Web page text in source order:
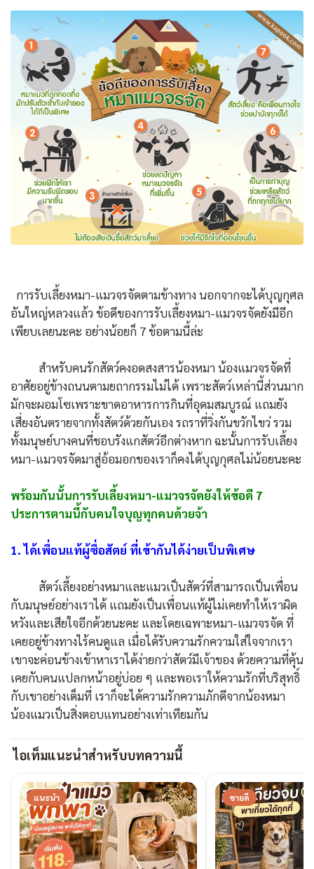
การรับเลี้ยงหมา-แมวจรจัดตามข้างทาง นอกจากจะได้บุญกุศล
อันใหญ่หลวงแล้ว ข้อดีของการรับเลี้ยงหมา-แมวจรจัดยังมีอีก
เพียบเลยนะคะ อย่างน้อยก็ 7 ข้อตามนี้ล่ะ
สำหรับคนรักสัตว์คงอดสงสารน้องหมา น้องแมวจรจัดที่
อาศัยอยู่ข้างถนนตามยถากรรมไม่ได้ เพราะสัตว์เหล่านี้ส่วนมาก
มักจะผอมโซเพราะขาดอาหารการกินที่อุดมสมบูรณ์ แถมยัง
เสี่ยงอันตรายจากทั้งสัตว์ด้วยกันเอง รถราที่วิ่งกันขวักไขว่ รวม
ทั้งมนุษย์บางคนที่ชอบรังแกสัตว์อีกต่างหาก ฉะนั้นการรับเลี้ยง
หมา-แมวจรจัดมาสู่อ้อมอกของเราก็คงได้บุญกุศลไม่น้อยนะคะ
พร้อมกันนั้นการรับเลี้ยงหมา-แมวจรจัดยังให้ข้อดี 7
ประการตามนี้กับคนใจบุญทุกคนด้วยจ้า
1. ได้เพื่อนแท้ผู้ซื่อสัตย์ ที่เข้ากันได้ง่ายเป็นพิเศษ
สัตว์เลี้ยงอย่างหมาและแมวเป็นสัตว์ที่สามารถเป็นเพื่อน
กับมนุษย์อย่างเราได้ แถมยังเป็นเพื่อนแท้ผู้ไม่เคยทำให้เราผิด
หวังและเสียใจอีกด้วยนะคะ และโดยเฉพาะหมา-แมวจรจัด ที่
เคยอยู่ข้างทางไร้คนดูแล เมื่อได้รับความรักความใส่ใจจากเรา
เขาจะค่อนข้างเข้าหาเราได้ง่ายกว่าสัตว์มีเจ้าของ ด้วยความที่คุ้น
เคยกับคนแปลกหน้าอยู่บ่อย ๆ และพอเราให้ความรักที่บริสุทธิ์
กับเขาอย่างเต็มที่ เราก็จะได้ความรักความภักดีจากน้องหมา
น้องแมวเป็นสิ่งตอบแทนอย่างเท่าเทียมกัน
ไอเท็มแนะนำสำหรับบทความนี้
แนะนำ ขายดี